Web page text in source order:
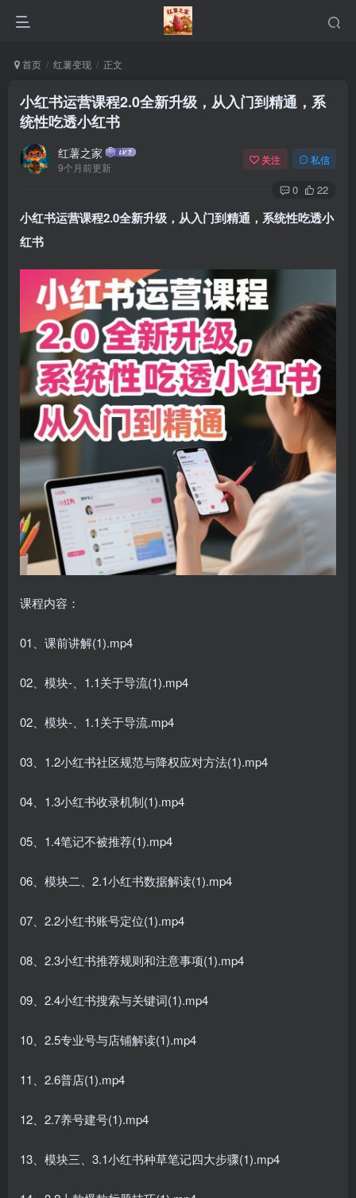
首页 红薯变现 正文
小红书运营课程2.0全新升级，从入门到精通，系
统性吃透小红书
红薯之家
9个月前更新
关注 私信
0 22
小红书运营课程2.0全新升级，从入门到精通，系统性吃透小
红书
课程内容：
01、课前讲解(1).mp4
02、模块-、1.1关于导流(1).mp4
02、模块-、1.1关于导流.mp4
03、1.2小红书社区规范与降权应对方法(1).mp4
04、1.3小红书收录机制(1).mp4
05、1.4笔记不被推荐(1).mp4
06、模块二、2.1小红书数据解读(1).mp4
07、2.2小红书账号定位(1).mp4
08、2.3小红书推荐规则和注意事项(1).mp4
09、2.4小红书搜索与关键词(1).mp4
10、2.5专业号与店铺解读(1).mp4
11、2.6普店(1).mp4
12、2.7养号建号(1).mp4
13、模块三、3.1小红书种草笔记四大步骤(1).mp4